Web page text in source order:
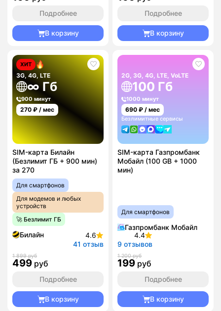
Подробнее
В корзину
Подробнее
В корзину
ХИТ
3G, 4G, LTE
∞ Гб
900 минут
270 ₽ / мес
SIM-карта Билайн
(Безлимит ГБ + 900 мин)
за 270
Для смартфонов
Для модемов и любых
устройств
🚀 Безлимит ГБ
Билайн
4.6
41 отзыв
1 899 руб
499 руб
Подробнее
В корзину
2G, 3G, 4G, LTE, VoLTE
100 Гб
1000 минут
690 ₽ / мес
Безлимитные сервисы
SIM-карта Газпромбанк
Мобайл (100 GB + 1000
мин)
Для смартфонов
Газпромбанк Мобайл
4.4
9 отзывов
1 200 руб
199 руб
Подробнее
В корзину